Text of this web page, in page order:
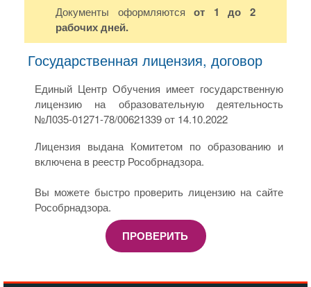
Документы оформляютсяот 1 до 2
рабочих дней.
Государственная лицензия, договор
Единый Центр Обучения имеет государственную
лицензию на образовательную деятельность
№Л035-01271-78/00621339 от 14.10.2022
Лицензия выдана Комитетом по образованию и
включена в реестр Рособрнадзора.
Вы можете быстро проверить лицензию на сайте
Рособрнадзора.
ПРОВЕРИТЬ